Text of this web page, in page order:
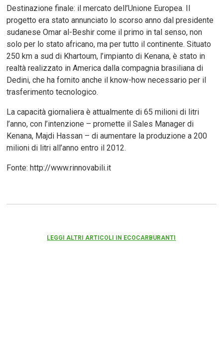
Destinazione finale: il mercato dell’Unione Europea. Il
progetto era stato annunciato lo scorso anno dal presidente
sudanese Omar al-Beshir come il primo in tal senso, non
solo per lo stato africano, ma per tutto il continente. Situato
250 km a sud di Khartoum, l’impianto di Kenana, è stato in
realtà realizzato in America dalla compagnia brasiliana di
Dedini, che ha fornito anche il know-how necessario per il
trasferimento tecnologico.
La capacità giornaliera è attualmente di 65 milioni di litri
l’anno, con l’intenzione – promette il Sales Manager di
Kenana, Majdi Hassan – di aumentare la produzione a 200
milioni di litri all’anno entro il 2012.
Fonte: http://www.rinnovabili.it
LEGGI ALTRI ARTICOLI IN ECOCARBURANTI